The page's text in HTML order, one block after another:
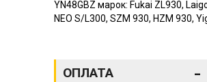
YN48GBZ марок: Fukai ZL930,
NEO S/L300, SZM 930, HZM 930,
ОПЛАТА -